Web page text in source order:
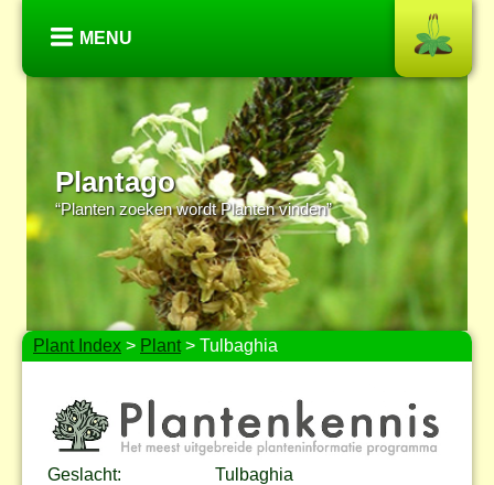
MENU
Plantago
“Planten zoeken wordt Planten vinden”
Plant Index > Plant> Tulbaghia
Geslacht:
Tulbaghia